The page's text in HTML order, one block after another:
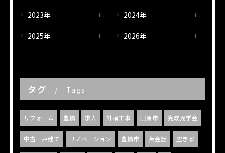
2023年 2024年
2025年 2026年
タグ Tags
リフォーム 豊橋 求人 外構工事 田原市 完成見学会
中古一戸建て リノベーション 豊橋市 英会話 空き家